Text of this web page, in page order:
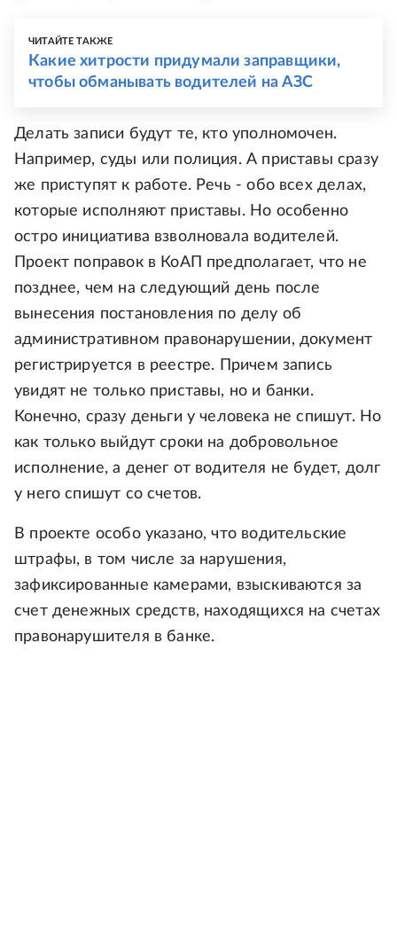
ЧИТАЙТЕ ТАКЖЕ
Какие хитрости придумали заправщики,
чтобы обманывать водителей на АЗС
Делать записи будут те, кто уполномочен.
Например, суды или полиция. А приставы сразу
же приступят к работе. Речь - обо всех делах,
которые исполняют приставы. Но особенно
остро инициатива взволновала водителей.
Проект поправок в КоАП предполагает, что не
позднее, чем на следующий день после
вынесения постановления по делу об
административном правонарушении, документ
регистрируется в реестре. Причем запись
увидят не только приставы, но и банки.
Конечно, сразу деньги у человека не спишут. Но
как только выйдут сроки на добровольное
исполнение, а денег от водителя не будет, долг
у него спишут со счетов.
В проекте особо указано, что водительские
штрафы, в том числе за нарушения,
зафиксированные камерами, взыскиваются за
счет денежных средств, находящихся на счетах
правонарушителя в банке.